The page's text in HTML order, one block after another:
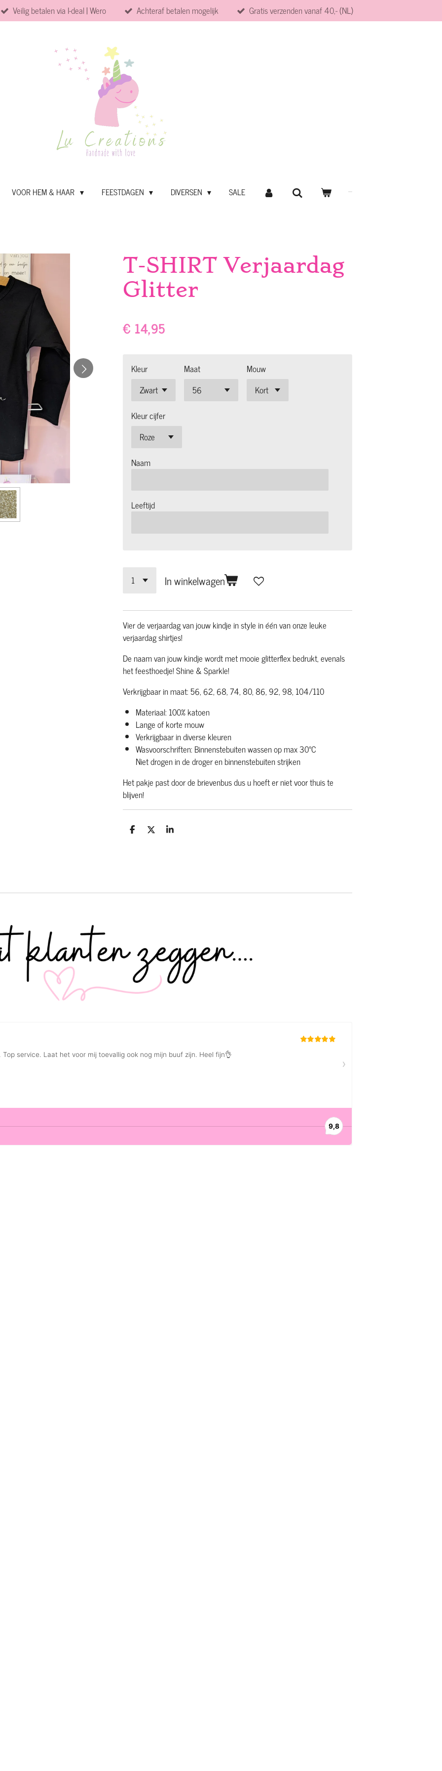
Veilig betalen via I-deal | Wero Achteraf betalen mogelijk Gratis verzenden vanaf 40,- (NL)
VOOR HEM & HAAR FEESTDAGEN DIVERSEN SALE
T-SHIRT Verjaardag
Glitter
€ 14,95
Kleur Maat Mouw
Kleur cijfer
Naam
Leeftijd
In winkelwagen
Vier de verjaardag van jouw kindje in style in één van onze leuke
verjaardag shirtjes!
De naam van jouw kindje wordt met mooie glitterflex bedrukt, evenals
het feesthoedje! Shine & Sparkle!
Verkrijgbaar in maat: 56, 62, 68, 74, 80, 86, 92, 98, 104/110
Materiaal: 100% katoen
Lange of korte mouw
Verkrijgbaar in diverse kleuren
Wasvoorschriften: Binnenstebuiten wassen op max 30°C
Niet drogen in de droger en binnenstebuiten strijken
Het pakje past door de brievenbus dus u hoeft er niet voor thuis te
blijven!
D D S